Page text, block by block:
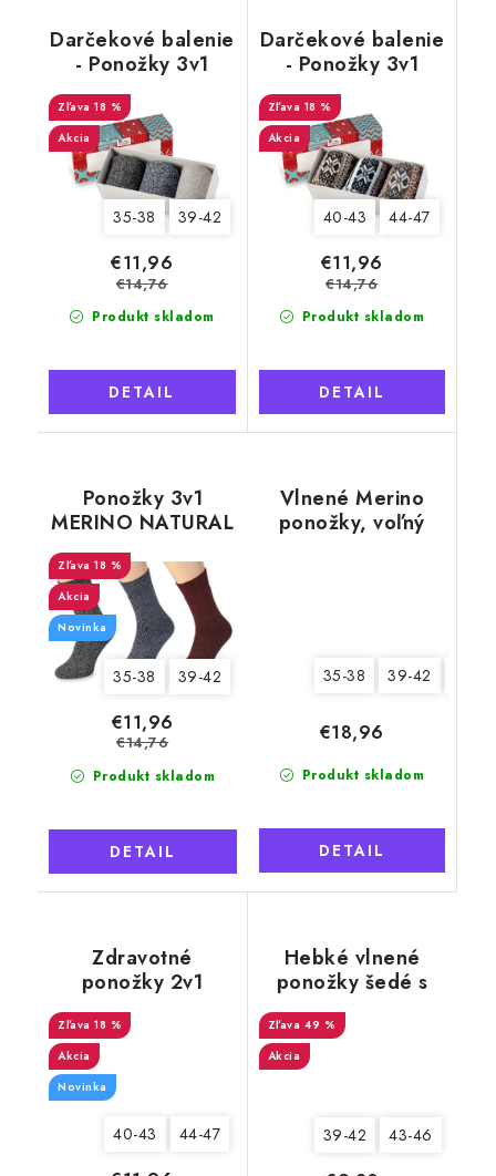
Darčekové balenie
- Ponožky 3v1
MERINO NATURAL
WOOL 4, dámske
18 %
Akcia
35-38 39-42
Produkt skladom
€11,96
€14,76
DETAIL
Darčekové balenie
- Ponožky 3v1
NATURAL Wooline
Wool 12, pánske
18 %
Akcia
40-43 44-47
Produkt skladom
€11,96
€14,76
DETAIL
Ponožky 3v1
MERINO NATURAL
WOOL 3, dámske
18 %
Akcia
Novinka
35-38 39-42
Produkt skladom
€11,96
€14,76
DETAIL
Vlnené Merino
ponožky, voľný
35-38 39-42
Produkt skladom
€18,96
DETAIL
Zdravotné
ponožky 2v1
Merino Natural 9
pánske, šedé
18 %
Akcia
Novinka
40-43 44-47
Hebké vlnené
ponožky šedé s
Jeleňom
49 %
Akcia
39-42 43-46